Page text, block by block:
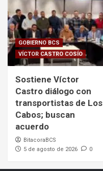
GOBIERNO BCS
VÍCTOR CASTRO COSÍO
Sostiene Víctor
Castro diálogo con
transportistas de Los
Cabos; buscan
acuerdo
BitacoraBCS
5 de agosto de 2026
0